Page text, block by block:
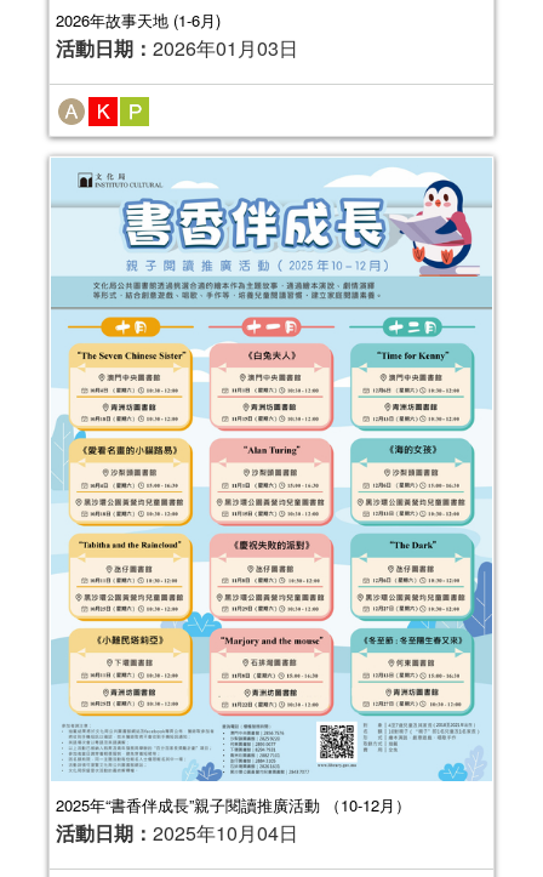
2026年故事天地 (1-6月)
活動日期： 2026年01月03日
2025年“書香伴成長”親子閱讀推廣活動 （10-12月）
活動日期： 2025年10月04日